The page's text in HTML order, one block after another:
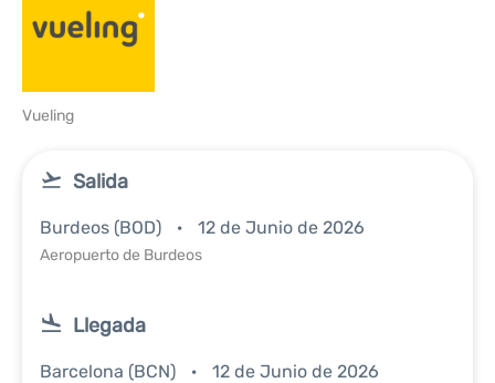
Vueling
Salida
Burdeos (BOD) 12 de Junio de 2026
Aeropuerto de Burdeos
Llegada
Barcelona (BCN) 12 de Junio de 2026